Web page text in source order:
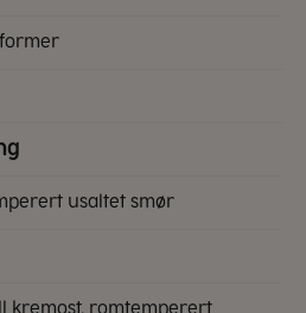
usaltet smør
kremost, romtemperert